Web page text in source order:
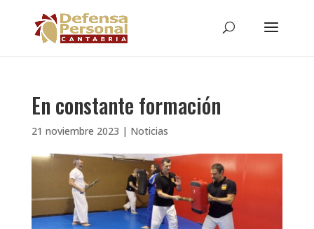
En constante formación
21 noviembre 2023 | Noticias